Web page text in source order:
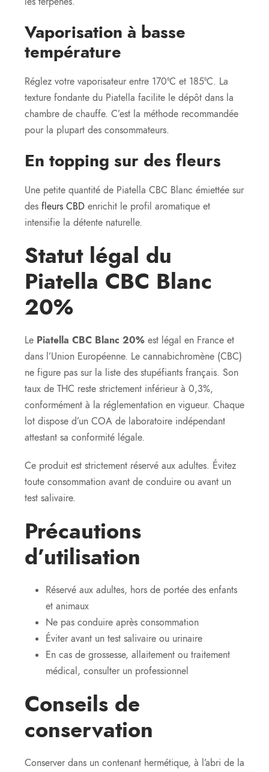
Vaporisation à basse
température
Réglez votre vaporisateur entre 170°C et 185°C. La
texture fondante du Piatella facilite le dépôt dans la
chambre de chauffe. C’est la méthode recommandée
pour la plupart des consommateurs.
En topping sur des fleurs
Une petite quantité de Piatella CBC Blanc émiettée sur
des fleurs CBD enrichit le profil aromatique et
intensifie la détente naturelle.
Statut légal du
Piatella CBC Blanc
20%
Le Piatella CBC Blanc 20% est légal en France et
dans l’Union Européenne. Le cannabichromène (CBC)
ne figure pas sur la liste des stupéfiants français. Son
taux de THC reste strictement inférieur à 0,3%,
conformément à la réglementation en vigueur. Chaque
lot dispose d’un COA de laboratoire indépendant
attestant sa conformité légale.
Ce produit est strictement réservé aux adultes. Évitez
toute consommation avant de conduire ou avant un
test salivaire.
Précautions
d’utilisation
Réservé aux adultes, hors de portée des enfants
et animaux
Ne pas conduire après consommation
Éviter avant un test salivaire ou urinaire
En cas de grossesse, allaitement ou traitement
médical, consulter un professionnel
Conseils de
conservation
Conserver dans un contenant hermétique, à l’abri de la